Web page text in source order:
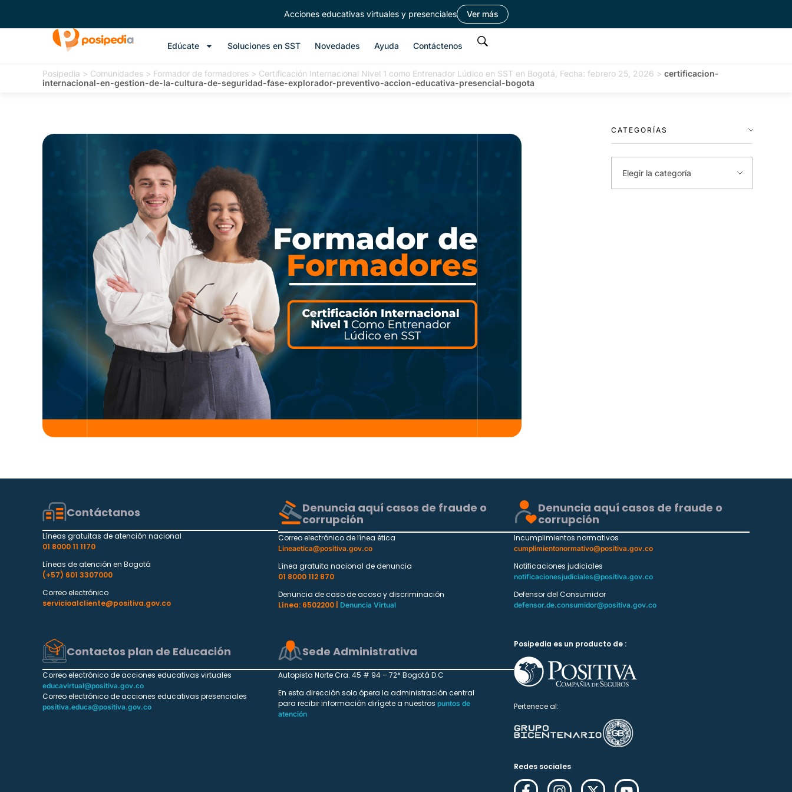
Acciones educativas virtuales y presenciales Ver más
Edúcate Soluciones en SST Novedades Ayuda Contáctenos
Posipedia > Comunidades > Formador de formadores > Certificación Internacional Nivel 1 como Entrenador Lúdico en SST en Bogotá, Fecha: febrero 25, 2026 > certificacion-
internacional-en-gestion-de-la-cultura-de-seguridad-fase-explorador-preventivo-accion-educativa-presencial-bogota
CATEGORÍAS
Contáctanos
Líneas gratuitas de atención nacional
01 8000 11 1170
Líneas de atención en Bogotá
(+57) 601 3307000
Correo electrónico
servicioalcliente@positiva.gov.co
Denuncia aquí casos de fraude o
corrupción
Correo electrónico de línea ética
Lineaetica@positiva.gov.co
Línea gratuita nacional de denuncia
01 8000 112 870
Denuncia de caso de acoso y discriminación
Línea: 6502200 |
Denuncia Virtual
Denuncia aquí casos de fraude o
corrupción
Incumplimientos normativos
cumplimientonormativo@positiva.gov.co
Notificaciones judiciales
notificacionesjudiciales@positiva.gov.co
Defensor del Consumidor
defensor.de.consumidor@positiva.gov.co
Contactos plan de Educación
Correo electrónico de acciones educativas virtuales
educavirtual@positiva.gov.co
Correo electrónico de acciones educativas presenciales
positiva.educa@positiva.gov.co
Sede Administrativa
Autopista Norte Cra. 45 # 94 – 72* Bogotá D.C
En esta dirección solo ópera la administración central
para recibir información dirígete a nuestros puntos de
atención
Posipedia es un producto de :
Pertenece al:
Redes sociales